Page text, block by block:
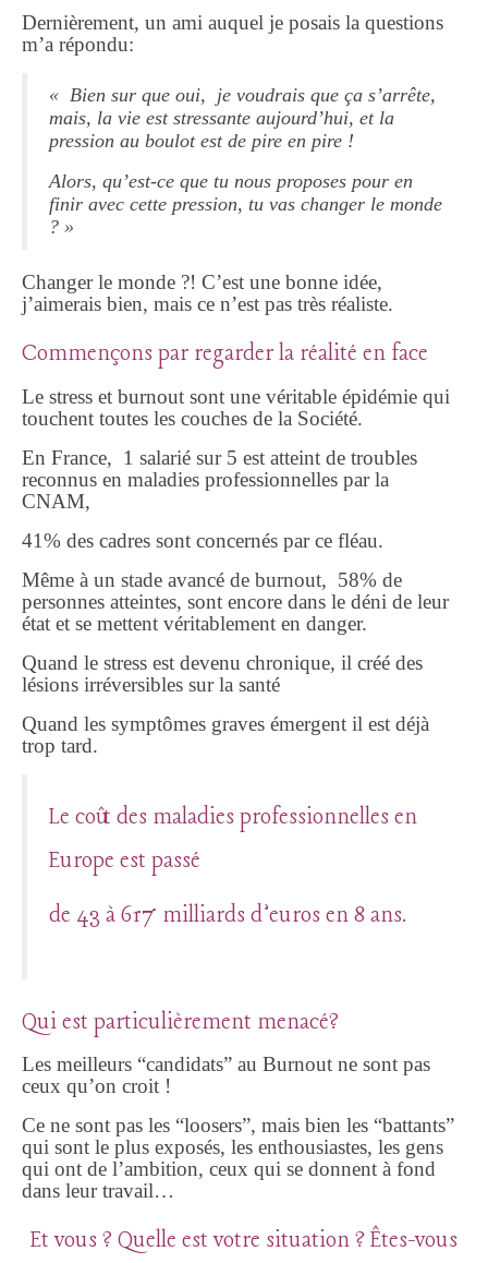
Dernièrement, un ami auquel je posais la questions
m’a répondu:
« Bien sur que oui, je voudrais que ça s’arrête,
mais, la vie est stressante aujourd’hui, et la
pression au boulot est de pire en pire !
Alors, qu’est-ce que tu nous proposes pour en
finir avec cette pression, tu vas changer le monde
? »
Changer le monde ?! C’est une bonne idée,
j’aimerais bien, mais ce n’est pas très réaliste.
Commençons par regarder la réalité en face
Le stress et burnout sont une véritable épidémie qui
touchent toutes les couches de la Société.
En France, 1 salarié sur 5 est atteint de troubles
reconnus en maladies professionnelles par la
CNAM,
41% des cadres sont concernés par ce fléau.
Même à un stade avancé de burnout, 58% de
personnes atteintes, sont encore dans le déni de leur
état et se mettent véritablement en danger.
Quand le stress est devenu chronique, il créé des
lésions irréversibles sur la santé
Quand les symptômes graves émergent il est déjà
trop tard.
Le coût des maladies professionnelles en
Europe est passé
de 43 à 617 milliards d’euros en 8 ans.
Qui est particulièrement menacé?
Les meilleurs “candidats” au Burnout ne sont pas
ceux qu’on croit !
Ce ne sont pas les “loosers”, mais bien les “battants”
qui sont le plus exposés, les enthousiastes, les gens
qui ont de l’ambition, ceux qui se donnent à fond
dans leur travail…
Et vous ? Quelle est votre situation ? Êtes-vous